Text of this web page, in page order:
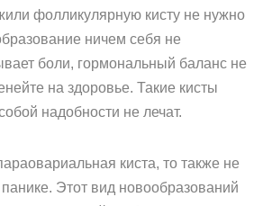
фолликулярную кисту не нужно
ничем себя не
боли, гормональный баланс не
на здоровье. Такие кисты
надобности не лечат.
киста, то также не
Этот вид новообразований